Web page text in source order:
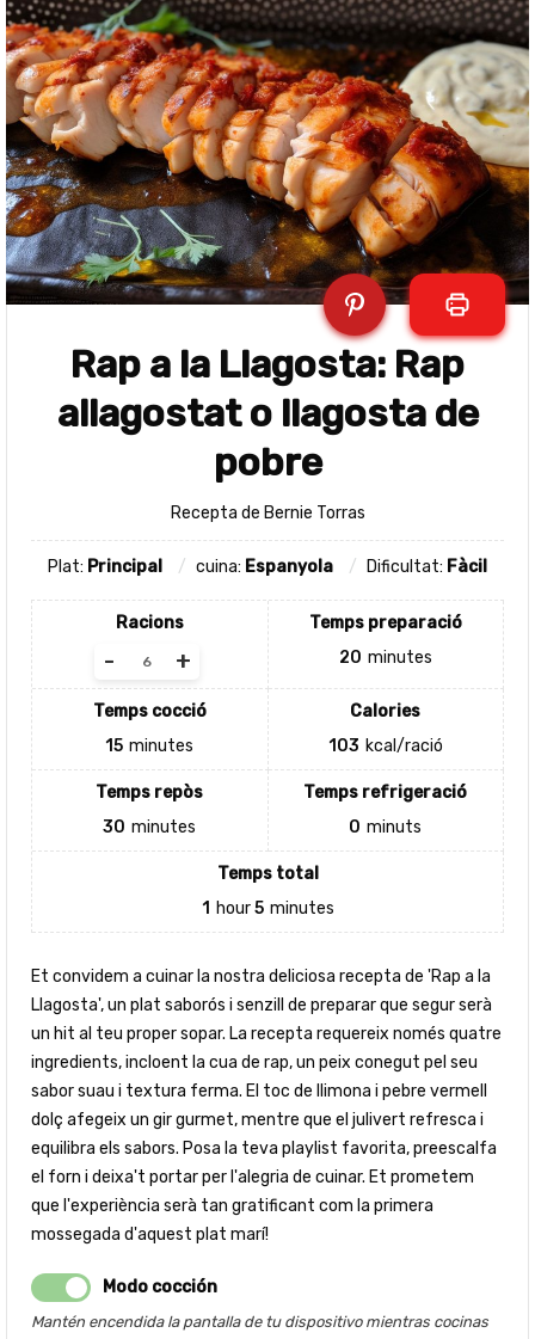
Rap a la Llagosta: Rap
allagostat o llagosta de
pobre
Recepta de Bernie Torras
Plat: Principal cuina: Espanyola Dificultat: Fàcil
Racions
+
-
Temps preparació
20 minutes
Temps cocció
15 minutes
Calories
103 kcal/ració
Temps repòs
30 minutes
Temps refrigeració
0 minuts
Temps total
1 hour5 minutes
Et convidem a cuinar la nostra deliciosa recepta de 'Rap a la
Llagosta', un plat saborós i senzill de preparar que segur serà
un hit al teu proper sopar. La recepta requereix només quatre
ingredients, incloent la cua de rap, un peix conegut pel seu
sabor suau i textura ferma. El toc de llimona i pebre vermell
dolç afegeix un gir gurmet, mentre que el julivert refresca i
equilibra els sabors. Posa la teva playlist favorita, preescalfa
el forn i deixa't portar per l'alegria de cuinar. Et prometem
que l'experiència serà tan gratificant com la primera
mossegada d'aquest plat marí!
Modo cocción
Mantén encendida la pantalla de tu dispositivo mientras cocinas